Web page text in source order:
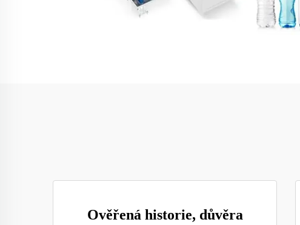
Ověřená historie, důvěra